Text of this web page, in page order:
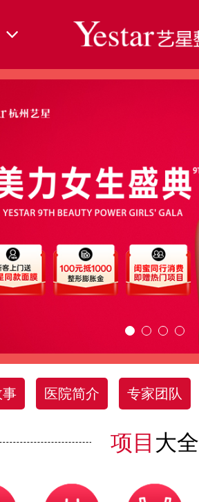
事 医院简介 专家团队
项目 大全